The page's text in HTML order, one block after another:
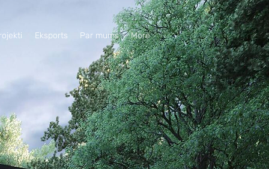
Eksports Par mums More